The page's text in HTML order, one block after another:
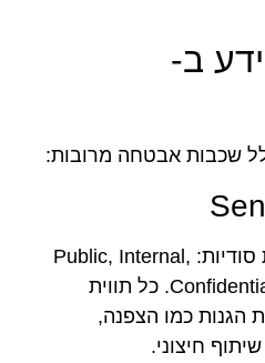
ב-
סמנו מסמכים לפי רמת סודיות: Public, Internal,
Confidential, Highly Confidential. כל תווית
הגנות כמו הצפנה,
חיצוני.